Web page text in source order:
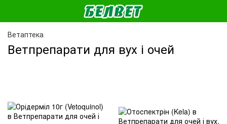
Ветаптека
Ветпрепарати для вух і очей